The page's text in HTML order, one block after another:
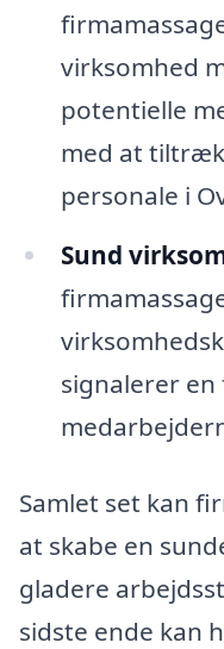
virksomhed
potentielle
med at
personale i
Sund
signalerer
Samlet set kan
at skabe en
gladere
sidste ende kan